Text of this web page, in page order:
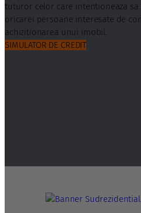
tuturor celor care intentioneaza
oricarei persoane interesate de
achizitionarea unui imobil.
SIMULATOR DE CREDIT